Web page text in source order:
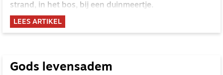
strand, in het bos, bij een duinmeertje.
LEES ARTIKEL
Gods levensadem